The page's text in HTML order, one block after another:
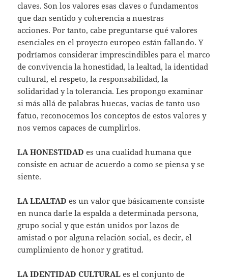
claves. Son los valores esas claves o fundamentos
que dan sentido y coherencia a nuestras
acciones. Por tanto, cabe preguntarse qué valores
esenciales en el proyecto europeo están fallando. Y
podríamos considerar imprescindibles para el marco
de convivencia la honestidad, la lealtad, la identidad
cultural, el respeto, la responsabilidad, la
solidaridad y la tolerancia. Les propongo examinar
si más allá de palabras huecas, vacías de tanto uso
fatuo, reconocemos los conceptos de estos valores y
nos vemos capaces de cumplirlos.
LA HONESTIDADes una cualidad humana que
consiste en actuar de acuerdo a como se piensa y se
siente.
LA LEALTADes un valor que básicamente consiste
en nunca darle la espalda a determinada persona,
grupo social y que están unidos por lazos de
amistad o por alguna relación social, es decir, el
cumplimiento de honor y gratitud.
LA IDENTIDAD CULTURAL es el conjunto de